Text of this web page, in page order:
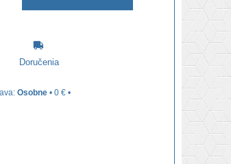
Doručenia
Osobne • 0 € •